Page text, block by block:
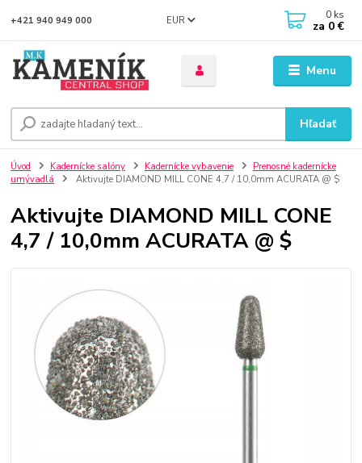
Menu
EUR
Hľadať
+421 940 949 000 0 ks
za 0 €
Úvod Kadernícke salóny Kadernícke vybavenie
Prenosné kadernícke
umývadlá
Aktivujte DIAMOND MILL CONE 4,7 / 10,0mm ACURATA @ $
Aktivujte DIAMOND MILL CONE
4,7 / 10,0mm ACURATA @ $